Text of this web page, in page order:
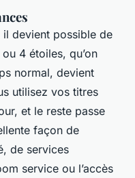
il devient possible de
4 étoiles, qu’on
normal, devient
utilisez vos titres
et le reste passe
façon de
de services
service ou l’accès